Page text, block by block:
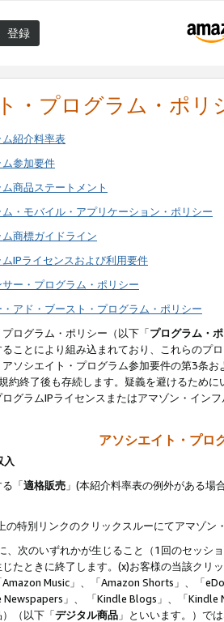
登録
・プログラム・ポリ
紹介料率表
参加要件
商品ステートメント
・モバイル・アプリケーション・ポリシー
商標ガイドライン
IPライセンスおよび利用要件
ー・プログラム・ポリシー
アド・ブースト・プログラム・ポリシー
ログラム・ポリシー（以下「プログラム・
ことにより組み込まれており、これらのプ
ソシエイト・プログラム参加要件の第3条
約終了後も存続します。疑義を避けるため
グラムIPライセンスまたはアマゾン・イン
アソシエイト・プロ
入
「適格販売 」(本紹介料率表の例外がある
の特別リンクのクリックスルーにてアマゾン
、次のいずれかが生じること（1回のセッシ
たときに終了します。(x)お客様の当該ク
Music」、「Amazon Shorts」、「
Newspapers」、 「Kindle Blogs」、「
（以下「デジタル商品 」といいます。）で